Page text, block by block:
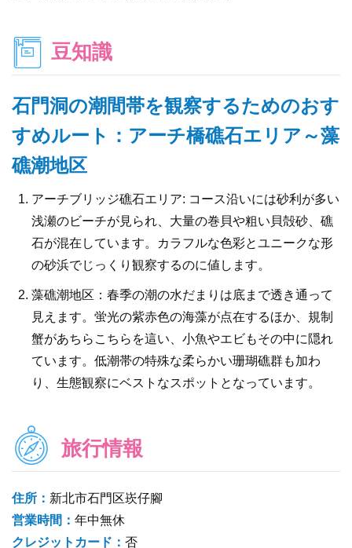
豆知識
石門洞の潮間帯を観察するためのおす
すめルート：アーチ橋礁石エリア～藻
礁潮地区
アーチブリッジ礁石エリア: コース沿いには砂利が多い
浅瀬のビーチが見られ、大量の巻貝や粗い貝殻砂、礁
石が混在しています。カラフルな色彩とユニークな形
の砂浜でじっくり観察するのに値します。
藻礁潮地区：春季の潮の水だまりは底まで透き通って
見えます。蛍光の紫赤色の海藻が点在するほか、規制
蟹があちらこちらを這い、小魚やエビもその中に隠れ
ています。低潮帯の特殊な柔らかい珊瑚礁群も加わ
り、生態観察にベストなスポットとなっています。
旅行情報
住所： 新北市石門区崁仔腳
営業時間： 年中無休
クレジットカード： 否